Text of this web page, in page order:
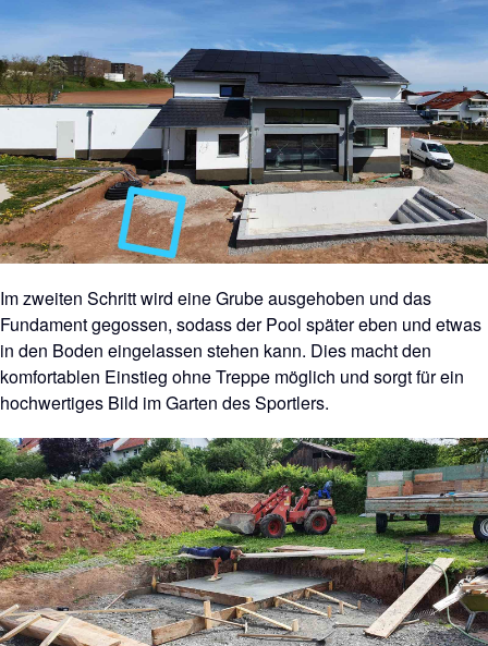
Im zweiten Schritt wird eine Grube ausgehoben und das
Fundament gegossen, sodass der Pool später eben und etwas
in den Boden eingelassen stehen kann. Dies macht den
komfortablen Einstieg ohne Treppe möglich und sorgt für ein
hochwertiges Bild im Garten des Sportlers.